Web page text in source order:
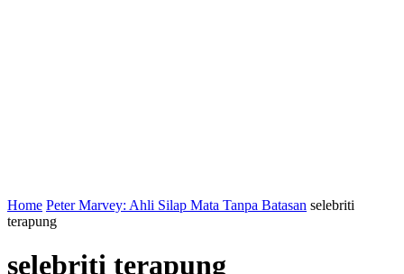
Home Peter Marvey: Ahli Silap Mata Tanpa Batasan selebriti
terapung
selebriti terapung